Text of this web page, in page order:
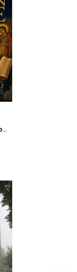
The Complete Ethiopian Bible in English